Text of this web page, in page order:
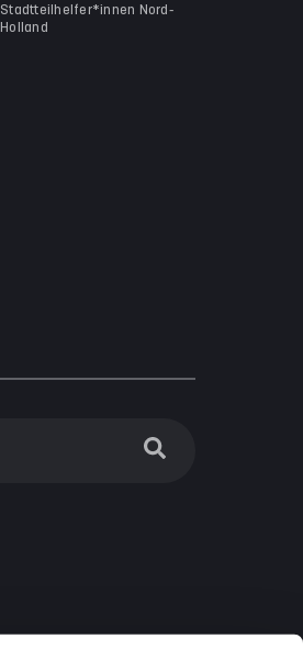
Stadtteilhelfer*innen Nord-
Holland